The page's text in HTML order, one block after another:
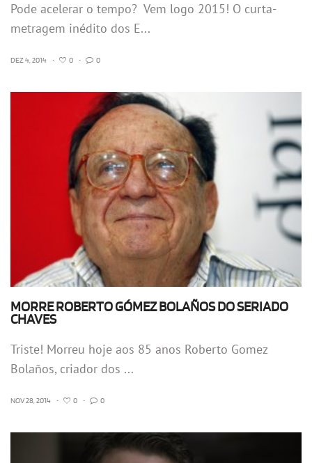
Pode acelerar o tempo? Vem logo 2015! O curta-
metragem inédito dos E...
DEZ 4, 2014 • 0 • 0
MORRE ROBERTO GÓMEZ BOLAÑOS DO SERIADO
CHAVES
Triste! Morreu hoje aos 85 anos Roberto Gomez
Bolaños, criador dos ...
NOV 28, 2014 • 0 • 0